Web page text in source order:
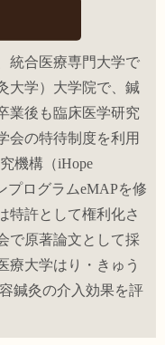
統合医療専門大学で
大学）大学院で、鍼
業後も臨床医学研究
会の特待制度を利用
機構（iHope
プログラムeMAPを修
特許として権利化さ
で原著論文として採
療大学はり・きゅう
鍼灸の介入効果を評